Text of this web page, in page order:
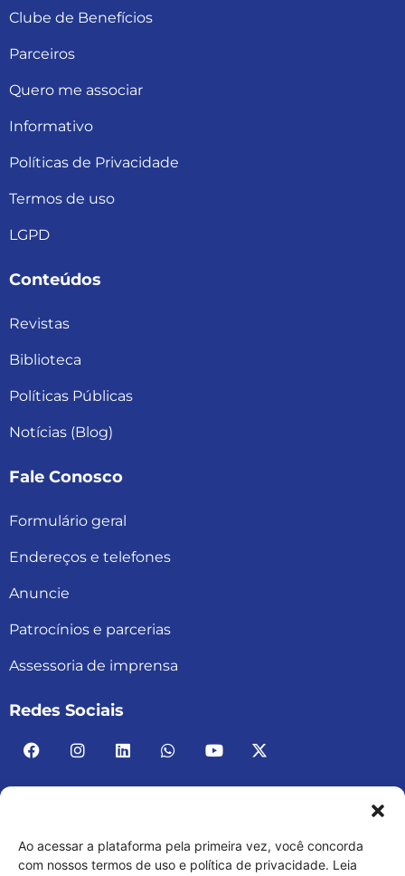
Ao acessar a plataforma pela primeira vez, você concorda
com nossos termos de uso e política de privacidade. Leia
Clube de Benefícios
Parceiros
Quero me associar
Informativo
Políticas de Privacidade
Termos de uso
LGPD
Conteúdos
Revistas
Biblioteca
Políticas Públicas
Notícias (Blog)
Fale Conosco
Formulário geral
Endereços e telefones
Anuncie
Patrocínios e parcerias
Assessoria de imprensa
Redes Sociais
ACAD BRASIL – ASSOCIAÇÃO BRASILEIRA DE